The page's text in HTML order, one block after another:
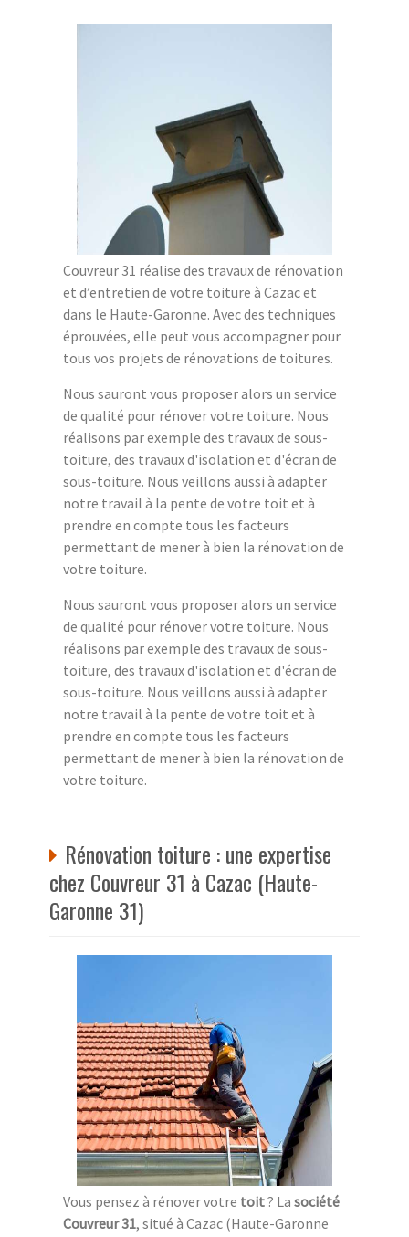
Couvreur 31 réalise des travaux de rénovation
et d’entretien de votre toiture à Cazac et
dans le Haute-Garonne. Avec des techniques
éprouvées, elle peut vous accompagner pour
tous vos projets de rénovations de toitures.
Nous sauront vous proposer alors un service
de qualité pour rénover votre toiture. Nous
réalisons par exemple des travaux de sous-
toiture, des travaux d'isolation et d'écran de
sous-toiture. Nous veillons aussi à adapter
notre travail à la pente de votre toit et à
prendre en compte tous les facteurs
permettant de mener à bien la rénovation de
votre toiture.
Nous sauront vous proposer alors un service
de qualité pour rénover votre toiture. Nous
réalisons par exemple des travaux de sous-
toiture, des travaux d'isolation et d'écran de
sous-toiture. Nous veillons aussi à adapter
notre travail à la pente de votre toit et à
prendre en compte tous les facteurs
permettant de mener à bien la rénovation de
votre toiture.
Rénovation toiture : une expertise
chez Couvreur 31 à Cazac (Haute-
Garonne 31)
Vous pensez à rénover votre toit? La société
Couvreur 31, situé à Cazac (Haute-Garonne